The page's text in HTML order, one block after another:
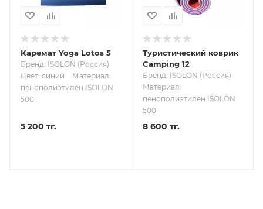
Каремат Yoga Lotos 5
Бренд: ISOLON (Россия)
Цвет: синий
Материал:
пенополиэтилен ISOLON
500
5 200 тг.
Туристический коврик
Camping 12
Бренд: ISOLON (Россия)
Материал:
пенополиэтилен ISOLON
500
8 600 тг.